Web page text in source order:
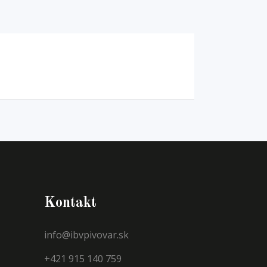
Kontakt
info@ibvpivovar.sk
+421 915 140 759